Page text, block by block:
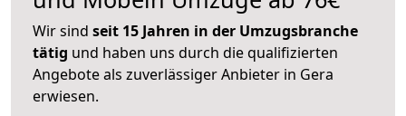
Wir sind seit 15 Jahren in der Umzugsbranche
tätig und haben uns durch die qualifizierten
Angebote als zuverlässiger Anbieter in Gera
erwiesen.